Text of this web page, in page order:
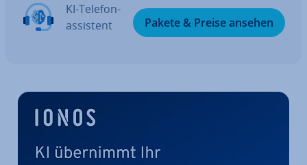
KI-Te­le­fon­
as­sis­tent
Pakete & Preise ansehen